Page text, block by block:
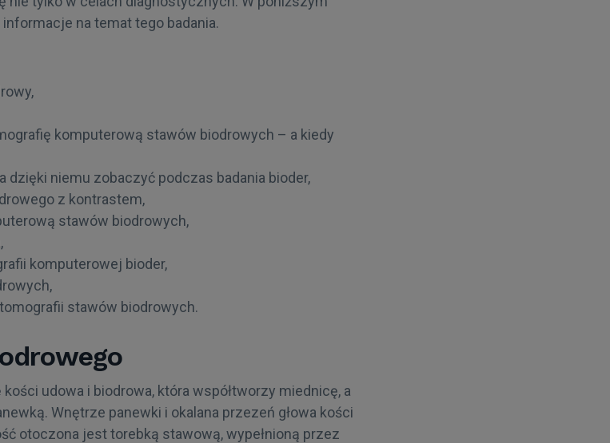
na temat tego badania.
komputerową stawów biodrowych – a kiedy
dzięki niemu zobaczyć podczas badania bioder,
z kontrastem,
stawów biodrowych,
komputerowej bioder,
stawów biodrowych.
udowa i biodrowa, która współtworzy miednicę, a
Wnętrze panewki i okalana przezeń głowa kości
otoczona jest torebką stawową, wypełnioną przez